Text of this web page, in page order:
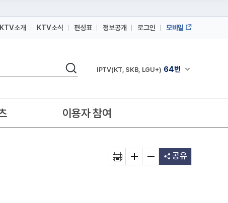
KTV소개 KTV소식 편성표 정보공개 로그인 모바일
검색 채널안내 펼쳐
IPTV(KT, SKB, LGU+) 64번
IPTV(KT, SKB, LGU+)
이용자 참여
공유